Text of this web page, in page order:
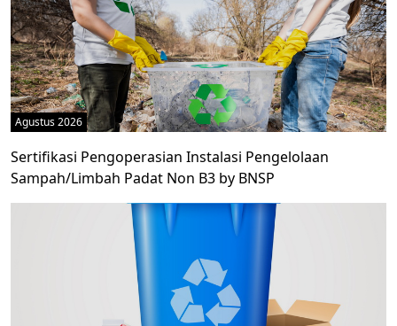
Agustus 2026
Sertifikasi Pengoperasian Instalasi Pengelolaan
Sampah/Limbah Padat Non B3 by BNSP